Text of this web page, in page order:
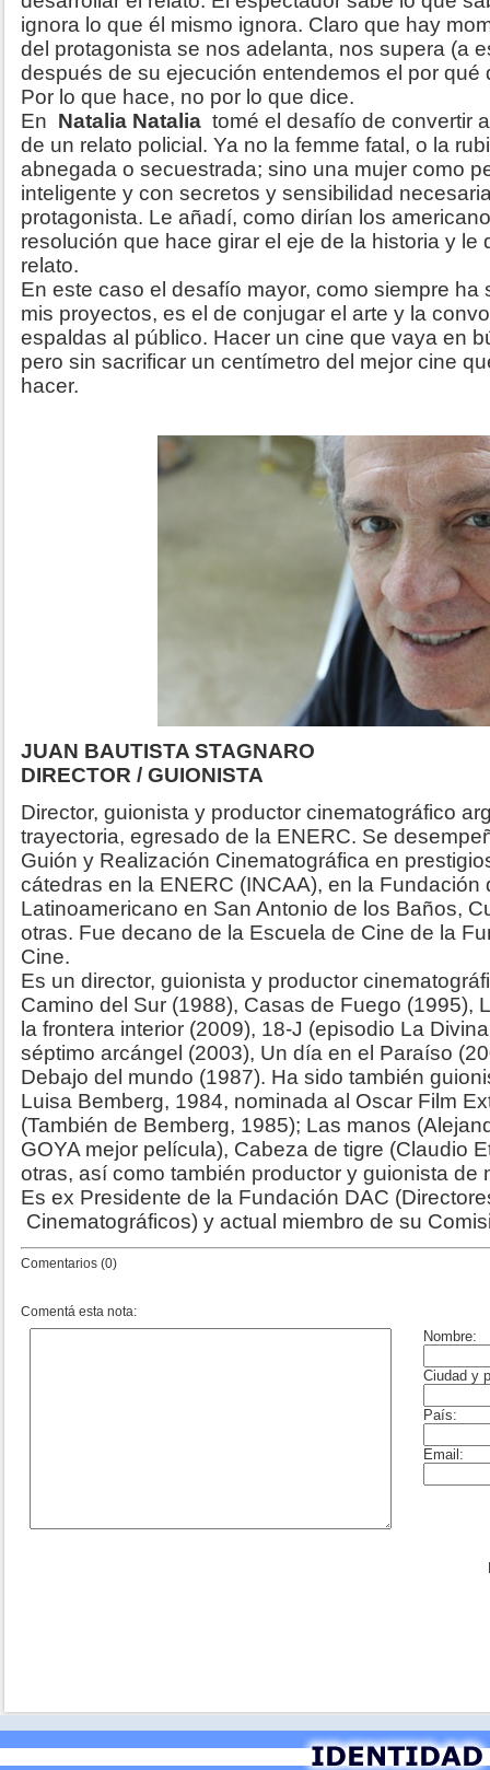
ignora lo que él mismo ignora. Claro que hay
del protagonista se nos adelanta, nos supera (a
después de su ejecución entendemos el por qué
Por lo que hace, no por lo que dice.
En Natalia Natalia tomé el desafío de convertir
de un relato policial. Ya no la femme fatal, o la
abnegada o secuestrada; sino una mujer como
inteligente y con secretos y sensibilidad
protagonista. Le añadí, como dirían los
resolución que hace girar el eje de la historia y le
relato.
En este caso el desafío mayor, como siempre ha
mis proyectos, es el de conjugar el arte y la
espaldas al público. Hacer un cine que vaya en
pero sin sacrificar un centímetro del mejor cine
hacer.
JUAN BAUTISTA STAGNARO
DIRECTOR / GUIONISTA
Director, guionista y productor cinematográfico
trayectoria, egresado de la ENERC. Se
Guión y Realización Cinematográfica en
cátedras en la ENERC (INCAA), en la Fundación
Latinoamericano en San Antonio de los Baños,
otras. Fue decano de la Escuela de Cine de la
Cine.
Es un director, guionista y productor
Camino del Sur (1988), Casas de Fuego (1995),
la frontera interior (2009), 18-J (episodio La
séptimo arcángel (2003), Un día en el Paraíso
Debajo del mundo (1987). Ha sido también
Luisa Bemberg, 1984, nominada al Oscar Film
(También de Bemberg, 1985); Las manos
GOYA mejor película), Cabeza de tigre (Claudio
otras, así como también productor y guionista
Es ex Presidente de la Fundación DAC
Cinematográficos) y actual miembro de su
Comentarios (0)
Comentá esta nota: